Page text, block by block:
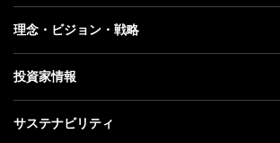
プレスリリース
更新情報
記者説明会
企業情報 トップ
社長メッセージ
事業紹介
理念・ビジョン・戦略
理念・ビジョン・戦略 トップ
成長戦略「Activate AI for Society」
投資家情報
投資家情報 トップ
サステナビリティ